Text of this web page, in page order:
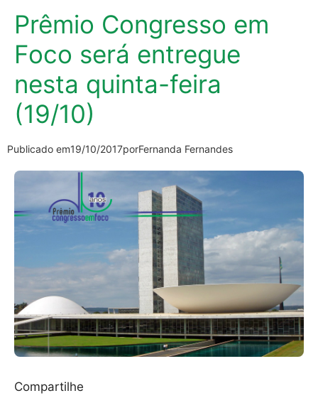
Prêmio Congresso em
Foco será entregue
nesta quinta-feira
(19/10)
Publicado em19/10/2017porFernanda Fernandes
Compartilhe